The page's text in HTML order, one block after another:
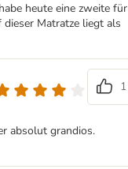
heute eine zweite für
Matratze liegt als
1
absolut grandios.